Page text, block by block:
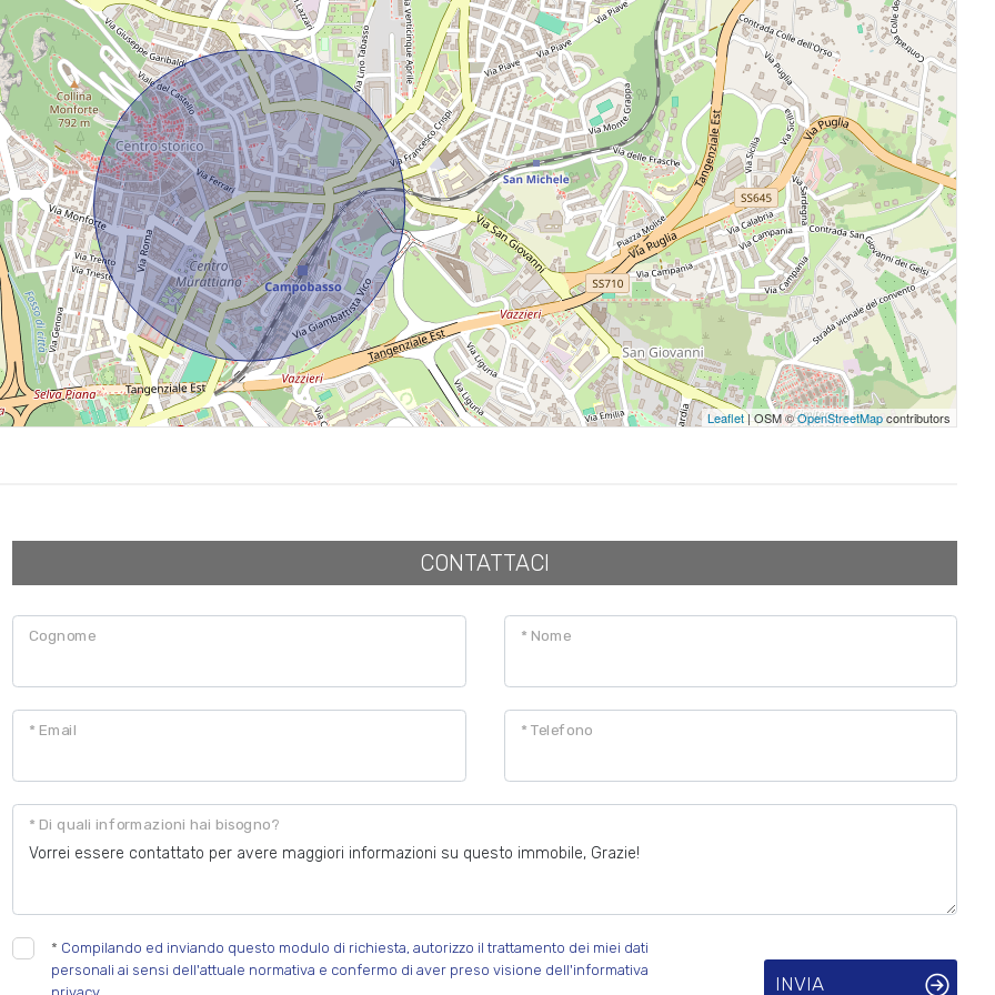
Leaflet| OSM ©OpenStreetMapcontributors
CONTATTACI
* Nome
Cognome
* Telefono
* Email
* Di quali informazioni hai bisogno?
* Compilando ed inviando questo modulo di richiesta, autorizzo il trattamento dei miei dati
personali ai sensi dell'attuale normativa e confermo di aver preso visione dell'informativa
INVIA